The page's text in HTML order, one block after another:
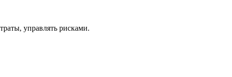
управлять рисками.